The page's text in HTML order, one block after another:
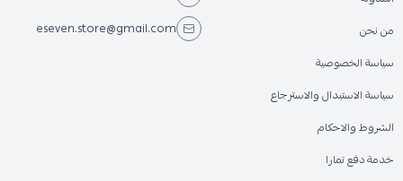
من نحن
سياسة الخصوصية
سياسة الاستبدال والاسترجاع
الشروط والاحكام
خدمة دفع تمارا
eseven.store@gmail.com